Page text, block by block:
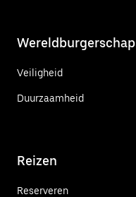
Wereldburgerschap
Veiligheid
Duurzaamheid
Reizen
Reserveren